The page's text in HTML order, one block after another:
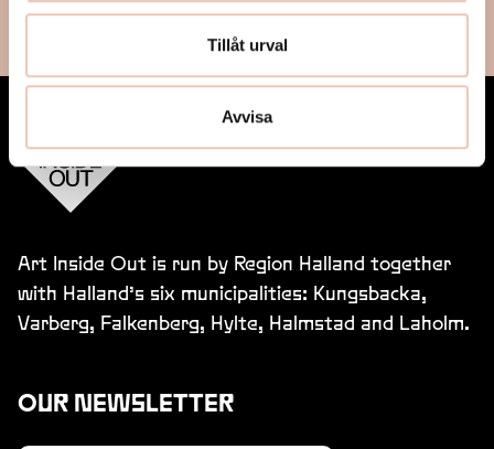
Tillåt urval
Avvisa
Art Inside Out is run by Region Halland together
with Halland’s six municipalities: Kungsbacka,
Varberg, Falkenberg, Hylte, Halmstad and Laholm.
OUR NEWSLETTER